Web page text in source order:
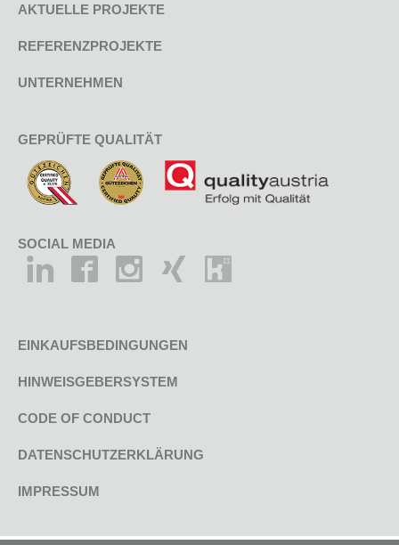
AKTUELLE PROJEKTE
REFERENZPROJEKTE
UNTERNEHMEN
GEPRÜFTE QUALITÄT
SOCIAL MEDIA
EINKAUFSBEDINGUNGEN
HINWEISGEBERSYSTEM
CODE OF CONDUCT
DATENSCHUTZERKLÄRUNG
IMPRESSUM